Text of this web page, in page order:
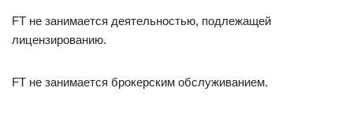
FT не занимается деятельностью, подлежащей
лицензированию.
FT не занимается брокерским обслуживанием.